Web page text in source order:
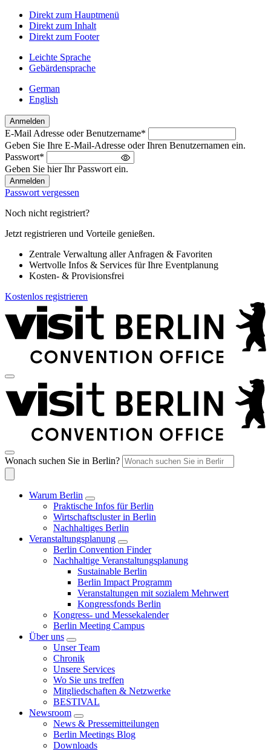
Direkt zum Hauptmenü
Direkt zum Inhalt
Direkt zum Footer
Leichte Sprache
Gebärdensprache
German
English
Anmelden
Willkommen
zurück!
Bitte
melden
Sie
sich
an
E-Mail Adresse oder Benutzername*
Geben Sie Ihre E-Mail-Adresse oder Ihren Benutzernamen ein.
Passwort*
Geben Sie hier Ihr Passwort ein.
Passwort vergessen
Noch nicht registriert?
Jetzt registrieren und Vorteile genießen.
Zentrale Verwaltung aller Anfragen & Favoriten
Wertvolle Infos & Services für Ihre Eventplanung
Kosten- & Provisionsfrei
Kostenlos registrieren
Wonach suchen Sie in Berlin?
Warum Berlin
Praktische Infos für Berlin
Wirtschaftscluster in Berlin
Nachhaltiges Berlin
Veranstaltungsplanung
Berlin Convention Finder
Nachhaltige Veranstaltungsplanung
Sustainable Berlin
Berlin Impact Programm
Veranstaltungen mit sozialem Mehrwert
Kongressfonds Berlin
Kongress- und Messekalender
Berlin Meeting Campus
Über uns
Unser Team
Chronik
Unsere Services
Wo Sie uns treffen
Mitgliedschaften & Netzwerke
BESTIVAL
Newsroom
News & Pressemitteilungen
Berlin Meetings Blog
Downloads